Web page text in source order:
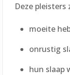
Deze
moeite
onrustig
hun slaap